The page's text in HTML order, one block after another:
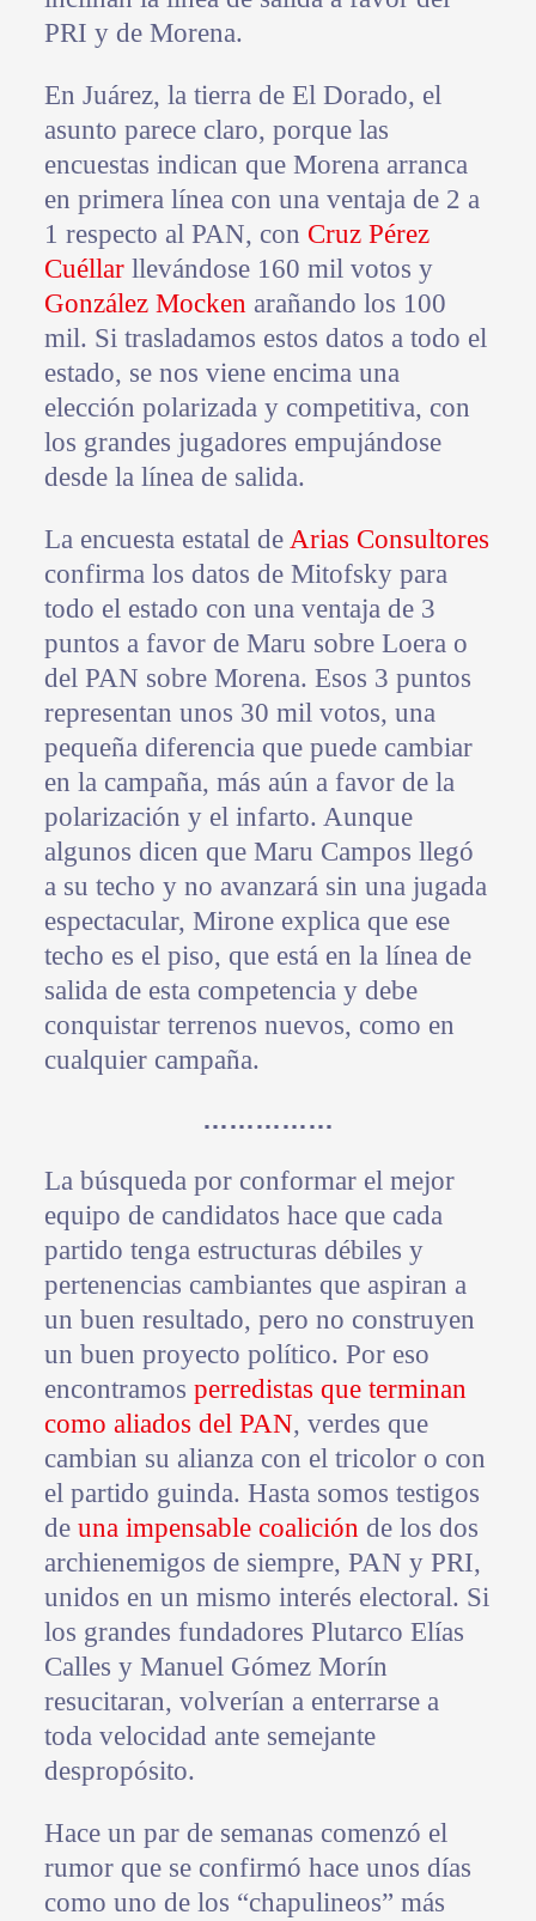
PRI y de Morena.
En Juárez, la tierra de El Dorado, el
asunto parece claro, porque las
encuestas indican que Morena arranca
en primera línea con una ventaja de 2 a
1 respecto al PAN, con Cruz Pérez
Cuéllarllevándose 160 mil votos y
González Mocken arañando los 100
mil. Si trasladamos estos datos a todo el
estado, se nos viene encima una
elección polarizada y competitiva, con
los grandes jugadores empujándose
desde la línea de salida.
La encuesta estatal de Arias Consultores
confirma los datos de Mitofsky para
todo el estado con una ventaja de 3
puntos a favor de Maru sobre Loera o
del PAN sobre Morena. Esos 3 puntos
representan unos 30 mil votos, una
pequeña diferencia que puede cambiar
en la campaña, más aún a favor de la
polarización y el infarto. Aunque
algunos dicen que Maru Campos llegó
a su techo y no avanzará sin una jugada
espectacular, Mirone explica que ese
techo es el piso, que está en la línea de
salida de esta competencia y debe
conquistar terrenos nuevos, como en
cualquier campaña.
……………
La búsqueda por conformar el mejor
equipo de candidatos hace que cada
partido tenga estructuras débiles y
pertenencias cambiantes que aspiran a
un buen resultado, pero no construyen
un buen proyecto político. Por eso
encontramos perredistas que terminan
como aliados del PAN, verdes que
cambian su alianza con el tricolor o con
el partido guinda. Hasta somos testigos
de una impensable coalición de los dos
archienemigos de siempre, PAN y PRI,
unidos en un mismo interés electoral. Si
los grandes fundadores Plutarco Elías
Calles y Manuel Gómez Morín
resucitaran, volverían a enterrarse a
toda velocidad ante semejante
despropósito.
Hace un par de semanas comenzó el
rumor que se confirmó hace unos días
como uno de los “chapulineos” más